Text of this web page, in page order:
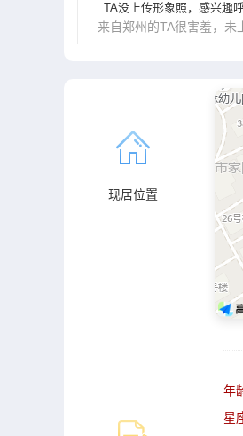
TA没上传形象照 ， 感兴趣
来自郑州的TA很害羞，未
现居位置
年
星